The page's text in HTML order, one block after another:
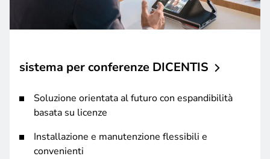
sistema per conferenze DICENTIS
Soluzione orientata al futuro con espandibilità
basata su licenze
Installazione e manutenzione flessibili e
convenienti